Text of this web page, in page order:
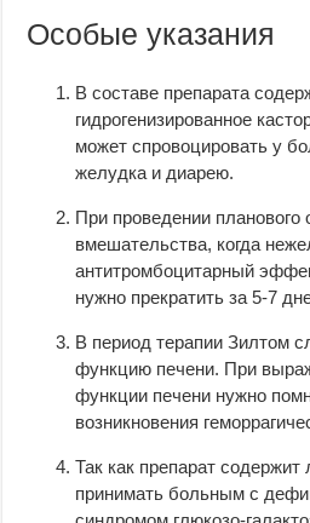
Особые указания
В составе препарата
гидрогенизированное
может спровоцировать у
желудка и диарею.
При проведении планового
вмешательства, когда
антитромбоцитарный
нужно прекратить за 5-7
В период терапии Зилтом
функцию печени. При
функции печени нужно
возникновения
Так как препарат содержит
принимать больным с